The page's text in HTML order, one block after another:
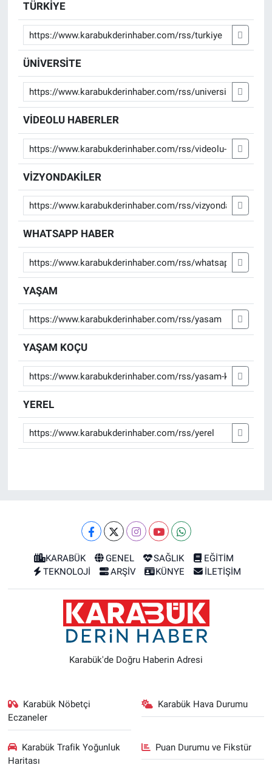
TÜRKİYE
ÜNİVERSİTE
VİDEOLU HABERLER
VİZYONDAKİLER
WHATSAPP HABER
YAŞAM
YAŞAM KOÇU
YEREL
KARABÜK GENEL SAĞLIK
EĞİTİM
TEKNOLOJİ
ARŞİV KÜNYE İLETİŞİM
Karabük'de Doğru Haberin Adresi
Karabük Nöbetçi
Eczaneler
Karabük Hava Durumu
Karabük Trafik Yoğunluk
Haritası
Puan Durumu ve Fikstür